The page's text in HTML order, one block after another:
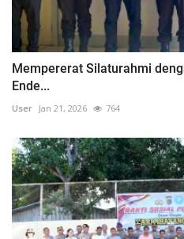
Mempererat Silaturahmi
Ende...
User Jan 21, 2026 764